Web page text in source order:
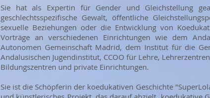
Sie hat als Expertin für Gender und Gleichstellung
geschlechtsspezifische Gewalt, öffentliche
sexuelle Beziehungen oder die Entwicklung von
Vorträge an verschiedenen Einrichtungen wie dem
Autonomen Gemeinschaft Madrid, dem Institut für die
Andalusischen Jugendinstitut, CCOO für Lehre,
Bildungszentren und private Einrichtungen.
Sie ist die Schöpferin der koedukativen Geschichte